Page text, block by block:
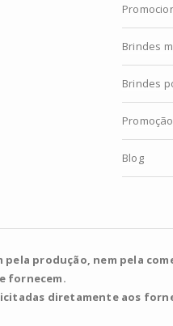
Brindes
Brindes
Blog
produção, nem pela
fornecem.
diretamente aos